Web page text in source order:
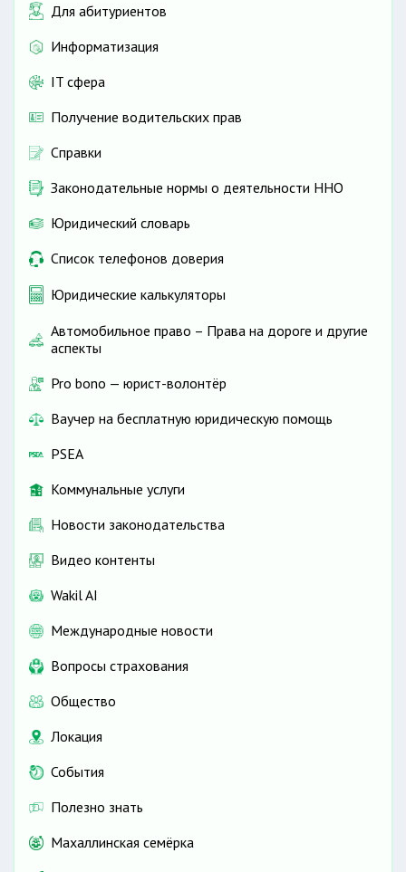
Для абитуриентов
Информатизация
IT сфера
Получение водительских прав
Справки
Законодательные нормы о деятельности ННО
Юридический словарь
Список телефонов доверия
Юридические калькуляторы
Автомобильное право – Права на дороге и другие
аспекты
Pro bono — юрист-волонтёр
Ваучер на бесплатную юридическую помощь
PSEA
Коммунальные услуги
Новости законодательства
Видео контенты
Wakil AI
Международные новости
Вопросы страхования
Общество
Локация
События
Полезно знать
Махаллинская семёрка